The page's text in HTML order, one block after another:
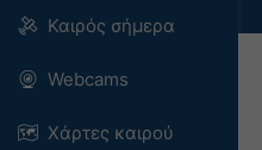
Καιρός σήμερα
Webcams
Χάρτες καιρού